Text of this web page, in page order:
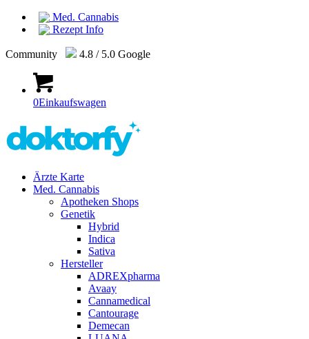
Med. Cannabis
Rezept Info
Community 4.8 / 5.0 Google
0Einkaufswagen
Ärzte Karte
Med. Cannabis
Apotheken Shops
Genetik
Hybrid
Indica
Sativa
Hersteller
ADREXpharma
Avaay
Cannamedical
Cantourage
Demecan